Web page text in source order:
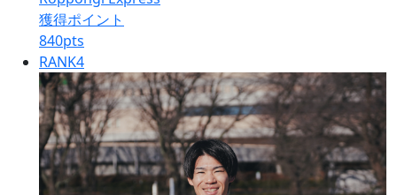
獲得ポイント
840pts
RANK4